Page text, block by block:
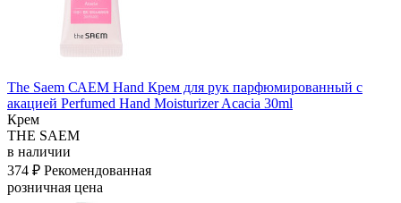
The Saem САЕМ Hand Крем для рук парфюмированный с
акацией Perfumed Hand Moisturizer Acacia 30ml
Крем
THE SAEM
в наличии
374 ₽ Рекомендованная
розничная цена